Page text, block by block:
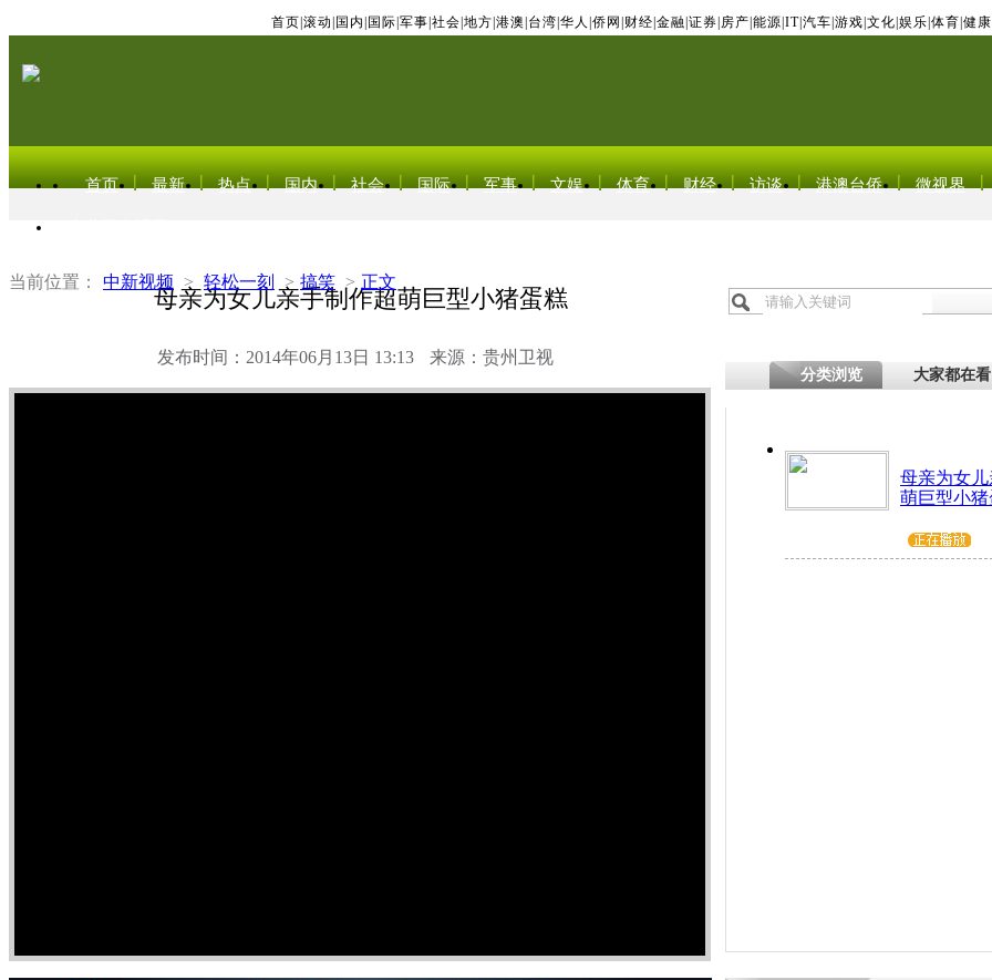
首页 滚动 国内 国际 军事 社会 地方 港澳 台湾 华人 侨网 财经 金融 证券 房产 能源 IT| 汽车 游戏 文化 娱乐 体育 健康
首页 最新 热点 国内 社会 国际 军事 文娱 体育 财经 访谈 港澳台侨 微视界
当前位置： 中新视频 > 轻松一刻 > 搞笑 > 正文
母亲为女儿亲手制作超萌巨型小猪蛋糕
发布时间：2014年06月13日 13:13 来源：贵州卫视
分类浏览 大家都在看
母亲为女
萌巨型小